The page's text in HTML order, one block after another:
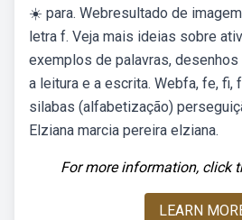
☀️ para. Webresultado de
letra f. Veja mais ideias sobre
exemplos de palavras,
a leitura e a escrita. Webfa, fe, fi,
silabas (alfabetização)
Elziana marcia pereira elziana.
For more information, click
LEARN